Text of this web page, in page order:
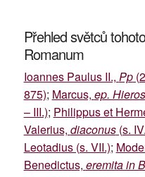
Přehled světců
Romanum
Ioannes Paulus II., Pp
875); Marcus, ep.
– III.); Philippus et
Valerius, diaconus(s.
Leotadius (s. VII.);
Benedictus, eremita in